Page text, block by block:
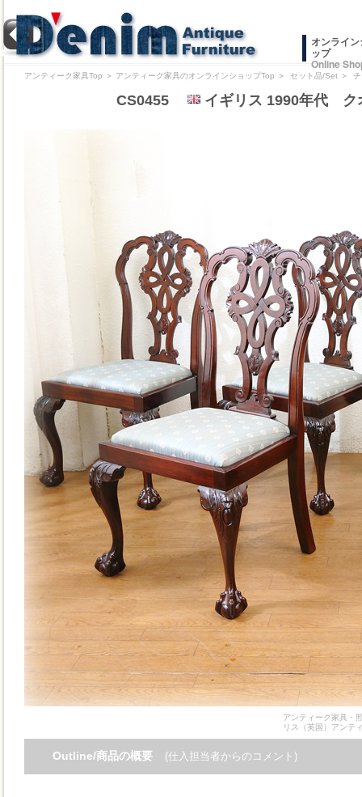
オンライ
ップ
Online
アンティーク家具Top ＞ アンティーク家具のオンラインショップTop ＞ セット品/Set ＞
CS0455 イギリス 1990年代 ク
アンティーク家具・
リス（英国）アンテ
Outline/商品の概要 (仕入担当者からのコメント)